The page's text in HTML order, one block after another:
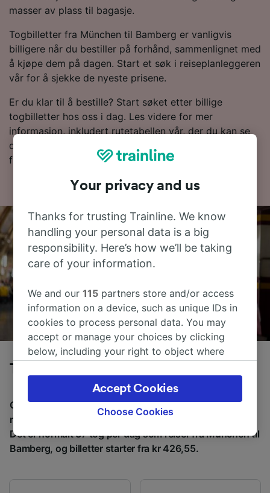
masser av plass til bagasje.
Togbilletter fra München til Bamberg er vanligvis
billigere når du bestiller på forhånd, sammenlignet med
å kjøpe dem på dagen. Start et søk i reiseplanleggeren
vår for å sjekke de nyeste prisene.
Er du klar til å bestille? Start søket etter billige
togbilletter hos oss i dag. Les videre for mer
informasjon, inkludert rutetabellen vår, der du kan se
dagens første og siste tog, samt tips om hvor du
finner togbilletter til en lav pris.
Tog fra München til Bamberg
Gjennomsnittlig tid å reise fra München til Bamberg
med tog er 2 t 8m, over en avstand på rundt 202 km.
Det er normalt 37 tog per dag som reiser fra München til
Bamberg, og billetter starter fra kr 426,55.
Your privacy and us
Thanks for trusting Trainline. We know
handling your personal data is a big
responsibility. Here’s how we’ll be taking
care of your information.
We and our115 partners store and/or access
information on a device, such as unique IDs in
cookies to process personal data. You may
accept or manage your choices by clicking
below, including your right to object where
the privacy policy page. These choices will be
signaled to our partners and will not affect
browsing data. Your data will not be used for
track you.
Choose Cookies
Accept Cookies